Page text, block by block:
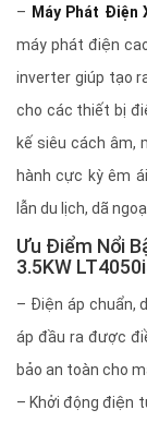
– Máy Phát Điện
máy phát điện
inverter giúp tạo
cho các thiết bị
kế siêu cách âm,
hành cực kỳ êm
lẫn du lịch, dã
Ưu Điểm Nổi
3.5KW
– Điện áp chuẩn,
áp đầu ra được
bảo an toàn cho
– Khởi động điện